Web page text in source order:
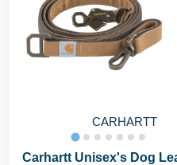
CARHARTT
Carhartt Unisex's Dog